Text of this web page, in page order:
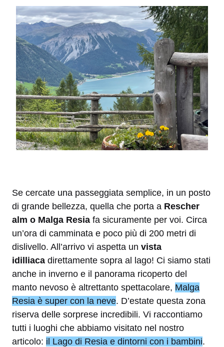
Se cercate una passeggiata semplice, in un posto
di grande bellezza, quella che porta a Rescher
alm o Malga Resia fa sicuramente per voi. Circa
un’ora di camminata e poco più di 200 metri di
dislivello. All’arrivo vi aspetta un vista
idilliaca direttamente sopra al lago! Ci siamo stati
anche in inverno e il panorama ricoperto del
manto nevoso è altrettanto spettacolare, Malga
Resia è super con la neve. D’estate questa zona
riserva delle sorprese incredibili. Vi raccontiamo
tutti i luoghi che abbiamo visitato nel nostro
articolo: il Lago di Resia e dintorni con i bambini.